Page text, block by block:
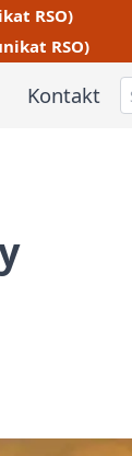
RSO)
RSO)
Kontakt